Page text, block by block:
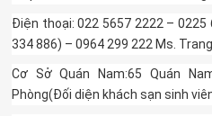
Điện thoại: 022 5657 2222 – 0225
334 886) – 0964 299 222 Ms. Trang
Cơ Sở Quán Nam:65 Quán
Phòng(Đối diện khách sạn sinh